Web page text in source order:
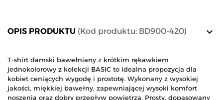
keyboard_arrow_down
OPIS PRODUKTU (Kod produktu: BD900-420)
T-shirt damski bawełniany z krótkim rękawkiem
jednokolorowy z kolekcji BASIC to idealna propozycja dla
kobiet ceniących wygodę i prostotę. Wykonany z wysokiej
jakości, miękkiej bawełny, zapewniającej wysoki komfort
noszenia oraz dobry przepływ powietrza. Prosty, dopasowany